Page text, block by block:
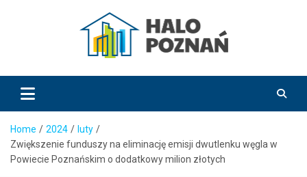
HaloPoznań.pl
Home 2024
luty
Zwiększenie funduszy na eliminację emisji dwutlenku węgla w
Powiecie Poznańskim o dodatkowy milion złotych